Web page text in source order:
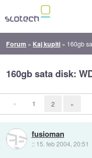
Forum » Kaj kupiti » 160gb
160gb sata disk:
« 1 2 »
fusioman
:: 15. feb 2004, 20:51